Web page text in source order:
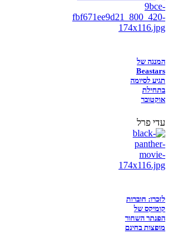
המנגה של
Beastars
תגיע לסיומה
בתחילת
אוקטובר
עדי פרל
לזכרו: חוברות
קומיקס של
הפנתר השחור
מופצות בחינם